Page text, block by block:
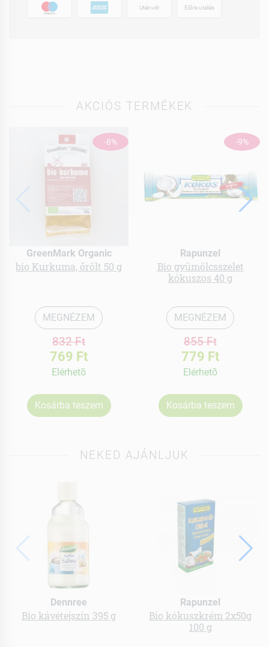
Utánvét Előre utalás
AKCIÓS TERMÉKEK
-8%
GreenMark Organic
bio Kurkuma, őrölt 50 g
MEGNÉZEM
832 Ft
769 Ft
Elérhetõ
Kosárba teszem
-9%
Rapunzel
Bio gyümölcsszelet
kókuszos 40 g
MEGNÉZEM
855 Ft
779 Ft
Elérhetõ
Kosárba teszem
NEKED AJÁNLJUK
Dennree
Bio kávétejszín 395 g
Rapunzel
Bio kókuszkrém 2x50g
100 g